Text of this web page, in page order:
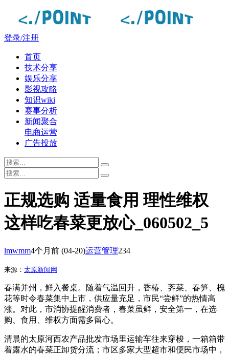
登录/注册
首页
技术分享
娱乐分享
影视攻略
知识wiki
赛事分析
新闻聚合
电商运营
广告投放
正规选购 适量食用 理性维权
这样吃春菜更放心_060502_5
lmwmm4个月前 (04-20)运营管理234
来源： 太原新闻网
春满并州，鲜入餐桌。随着气温回升，香椿、荠菜、春笋、槐
花等时令春菜集中上市，供应量充足，市民“尝鲜”的热情高
涨。对此，市消协提醒消费者，春菜虽鲜，安全第一，在选
购、食用、维权方面需多留心。
清晨的太原河西农产品批发市场里运输车往来穿梭，一箱箱带
着露水的春菜正卸货分流；市区多家大型超市和便民市场中，